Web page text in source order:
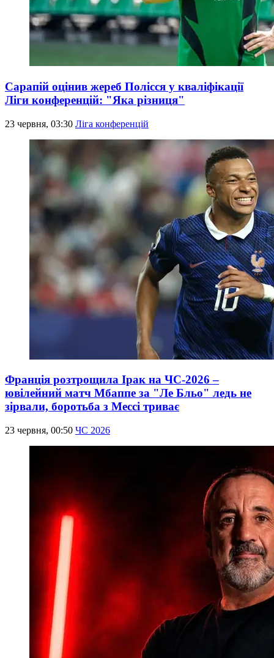
Сарапій оцінив жереб Полісся у кваліфікації
Ліги конференцій: "Яка різниця"
23 червня, 03:30 Ліга конференцій
Франція розтрощила Ірак на ЧС-2026 –
ювілейний матч Мбаппе за "Ле Бльо" ледь не
зірвали, боротьба з Мессі триває
23 червня, 00:50 ЧС 2026